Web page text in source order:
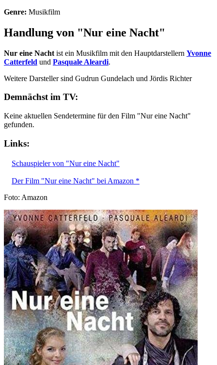
Genre: Musikfilm
Handlung von "Nur eine Nacht"
Nur eine Nacht ist ein Musikfilm mit den Hauptdarstellern Yvonne
Catterfeld und Pasquale Aleardi.
Weitere Darsteller sind Gudrun Gundelach und Jördis Richter
Demnächst im TV:
Keine aktuellen Sendetermine für den Film "Nur eine Nacht"
gefunden.
Links:
Schauspieler von "Nur eine Nacht"
Der Film "Nur eine Nacht" bei Amazon *
Foto: Amazon